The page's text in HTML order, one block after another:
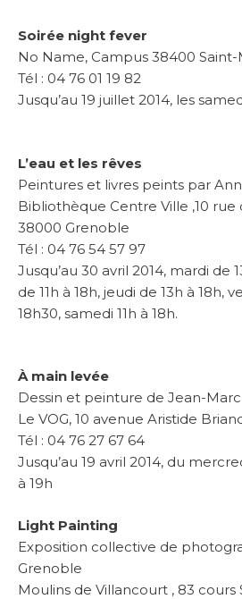
Soirée night fever
No Name, Campus 38400 Saint-
Tél : 04 76 01 19 82
Jusqu’au 19 juillet 2014, les
L’eau et les rêves
Peintures et livres peints par
Bibliothèque Centre Ville ,10
38000 Grenoble
Tél : 04 76 54 57 97
Jusqu’au 30 avril 2014, mardi de
de 11h à 18h, jeudi de 13h à 18h,
18h30, samedi 11h à 18h.
À main levée
Dessin et peinture de Jean-
Le VOG, 10 avenue Aristide
Tél : 04 76 27 67 64
Jusqu’au 19 avril 2014, du
à 19h
Light Painting
Exposition collective de
Grenoble
Moulins de Villancourt , 83